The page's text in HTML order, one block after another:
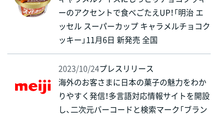
ーのアクセントで食べごたえUP！「明治 エ
ッセル スーパーカップ キャラメルチョコク
ッキー」11月6日 新発売 全国
2023/10/24プレスリリース
海外のお客さまに日本の菓子の魅力をわか
りやすく発信！多言語対応情報サイトを開設
し、二次元バーコードと検索マーク「ブラン